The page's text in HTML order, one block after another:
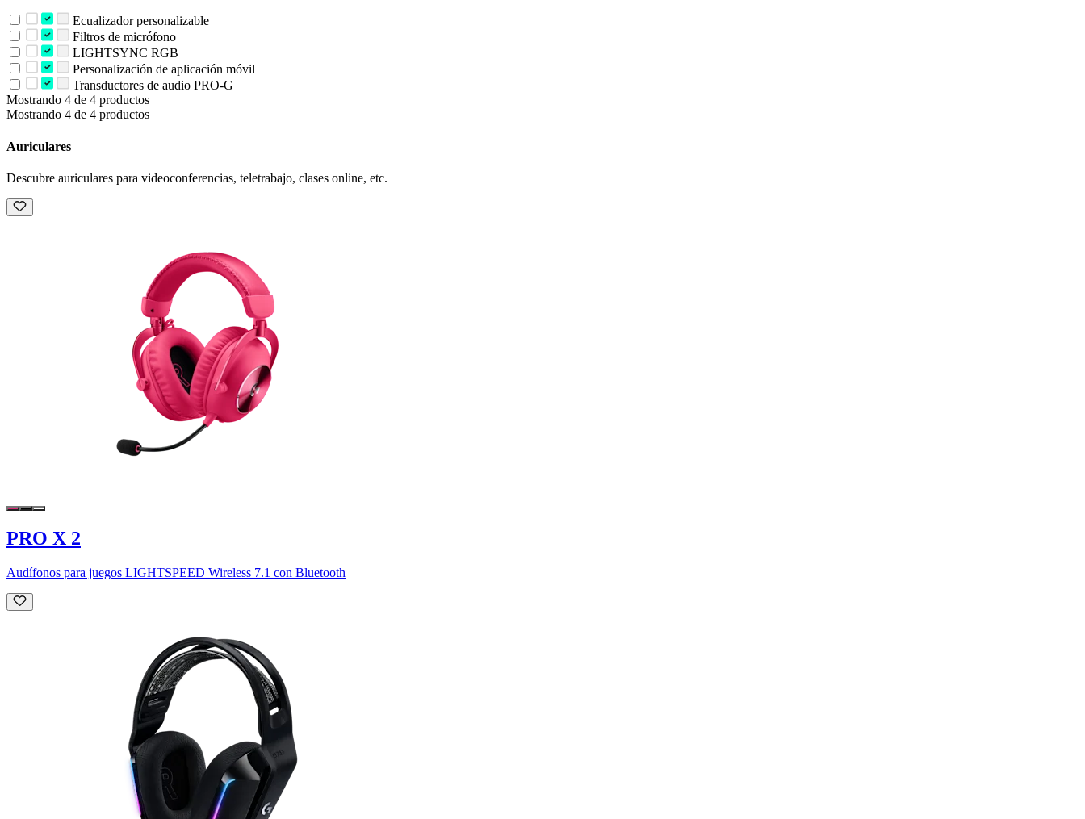
Ecualizador personalizable
Filtros de micrófono
LIGHTSYNC RGB
Personalización de aplicación móvil
Transductores de audio PRO-G
Mostrando 4 de 4 productos
Mostrando 4 de 4 productos
Auriculares
Descubre auriculares para videoconferencias, teletrabajo, clases online, etc.
PRO X 2
Audífonos para juegos LIGHTSPEED Wireless 7.1 con Bluetooth